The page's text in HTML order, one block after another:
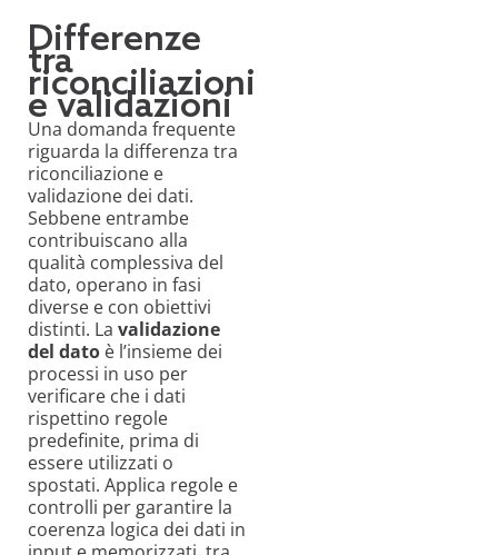
Differenze
tra
riconciliazioni
e validazioni
Una domanda frequente
riguarda la differenza tra
riconciliazione e
validazione dei dati.
Sebbene entrambe
contribuiscano alla
qualità complessiva del
dato, operano in fasi
diverse e con obiettivi
distinti. La validazione
del dato è l’insieme dei
processi in uso per
verificare che i dati
rispettino regole
predefinite, prima di
essere utilizzati o
spostati. Applica regole e
controlli per garantire la
coerenza logica dei dati in